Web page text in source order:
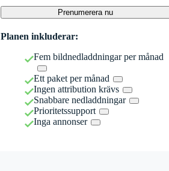
Prenumerera nu
Planen inkluderar:
Fem bildnedladdningar per månad
Ett paket per månad
Ingen attribution krävs
Snabbare nedladdningar
Prioritetssupport
Inga annonser